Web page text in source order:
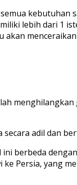
kebutuhan
lebih dari 1
adil dan
berbeda
Persia, yang